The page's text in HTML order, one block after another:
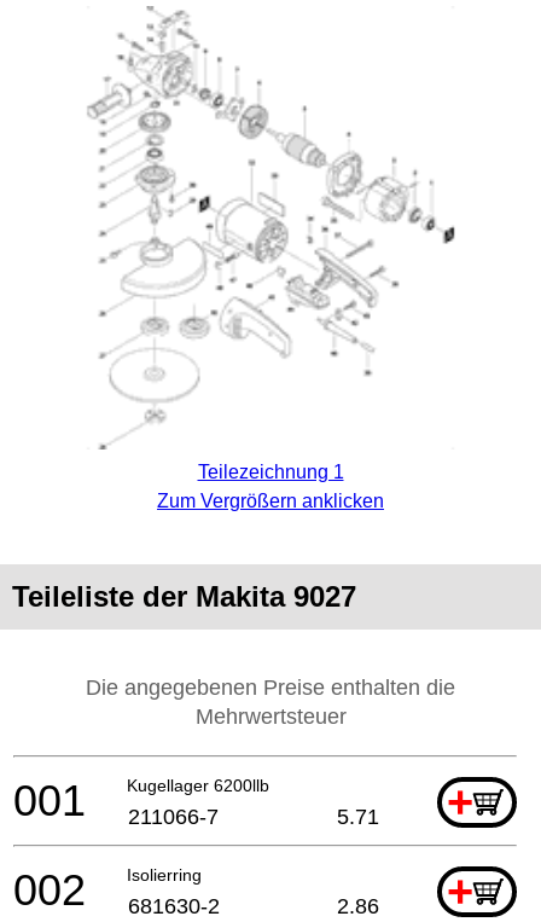
Teilezeichnung 1
Zum Vergrößern anklicken
Teileliste der Makita 9027
Die angegebenen Preise enthalten die
Mehrwertsteuer
Kugellager 6200llb +
001 211066-7 5.71
Isolierring +
002 681630-2 2.86